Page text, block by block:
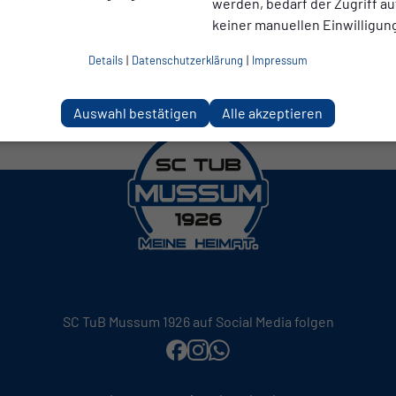
keiner manuellen
Details | Datenschutzerklärung | Impressum
Auswahl bestätigen Alle akzeptieren
SC TuB Mussum 1926 auf Social Media folgen